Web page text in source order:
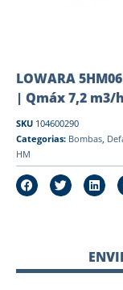
LOWARA
| Qmáx 7,2 m3/
SKU 104600290
Categorias: Bombas,
HM